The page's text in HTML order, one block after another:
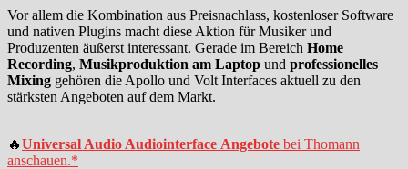
Vor allem die Kombination aus Preisnachlass, kostenloser Software
und nativen Plugins macht diese Aktion für Musiker und
Produzenten äußerst interessant. Gerade im Bereich Home
Recording, Musikproduktion am Laptop und professionelles
Mixing gehören die Apollo und Volt Interfaces aktuell zu den
stärksten Angeboten auf dem Markt.
🔥Universal Audio Audiointerface Angebote bei Thomann
anschauen.*